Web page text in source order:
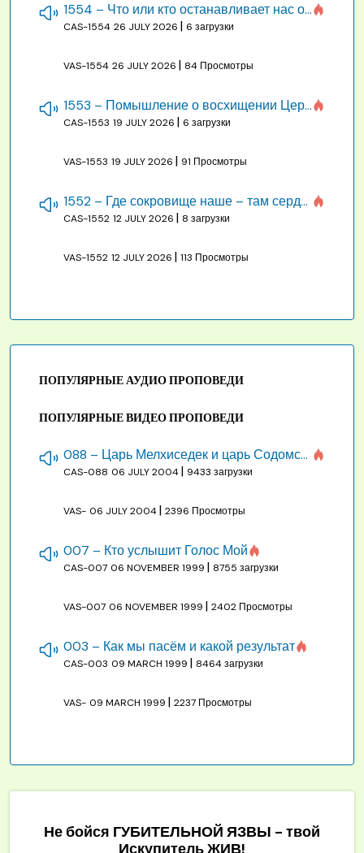
1554 – Что или кто останавливает нас от созидания строения Божия
CAS-1554 26 JULY 2026 | 6 загрузки
VAS-1554 26 JULY 2026 | 84 Просмотры
1553 – Помышление о восхищении Церкви на бракосочетании, во всякое время
CAS-1553 19 JULY 2026 | 6 загрузки
VAS-1553 19 JULY 2026 | 91 Просмотры
1552 – Где сокровище наше – там сердце, там помышления
CAS-1552 12 JULY 2026 | 8 загрузки
VAS-1552 12 JULY 2026 | 113 Просмотры
ПОПУЛЯРНЫЕ АУДИО ПРОПОВЕДИ
ПОПУЛЯРНЫЕ ВИДЕО ПРОПОВЕДИ
088 – Царь Мелхиседек и царь Содомский
CAS-088 06 JULY 2004| 9433 загрузки
VAS- 06 JULY 2004| 2396 Просмотры
007 – Кто услышит Голос Мой
CAS-007 06 NOVEMBER 1999 | 8755 загрузки
VAS-007 06 NOVEMBER 1999 | 2402 Просмотры
003 – Как мы пасём и какой результат
CAS-003 09 MARCH 1999 | 8464 загрузки
VAS- 09 MARCH 1999 | 2237 Просмотры
Не бойся ГУБИТЕЛЬНОЙ ЯЗВЫ - твой
Искупитель ЖИВ!